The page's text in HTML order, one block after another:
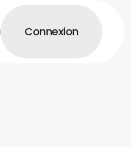
Connexion